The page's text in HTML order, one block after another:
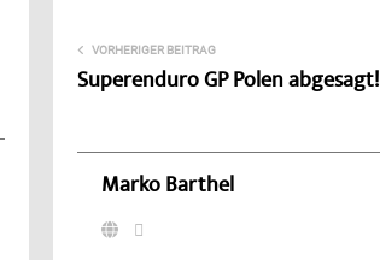
VORHERIGER BEITRAG
Superenduro GP Polen abgesagt!
Marko Barthel